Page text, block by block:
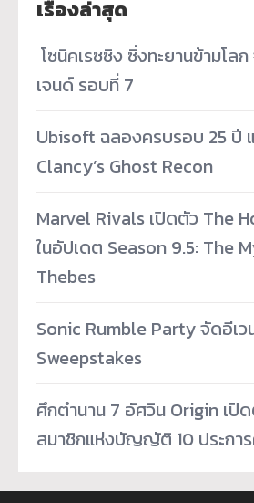
เรื่องล่าสุด
โซนิคเรซซิง ซิ่งทะยานข้ามโล
เจนด์ รอบที่ 7
Ubisoft ฉลองครบรอบ 25 ปี
Clancy’s Ghost Recon
Marvel Rivals เปิดตัว The
ในอัปเดต Season 9.5: The
Thebes
Sonic Rumble Party จัดอีเ
Sweepstakes
ศึกตำนาน 7 อัศวิน Origin เปิ
สมาชิกแห่งบัญญัติ 10 ประกา